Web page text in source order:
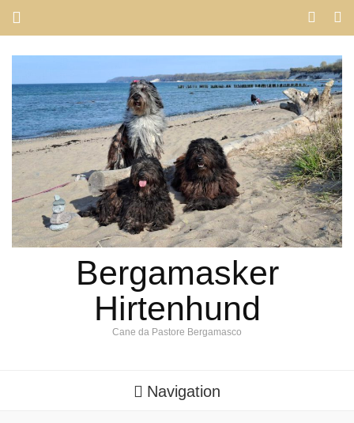
Bergamasker
Hirtenhund
Cane da Pastore Bergamasco
Navigation